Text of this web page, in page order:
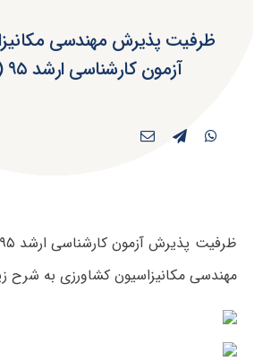
ظرفیت پذیرش مهندسی
آزمون کارشناسی ارشد ۹۵ ( کد ۱۳۲۲ )
مهندسی مکانیزاسیون کشاورزی به شرح